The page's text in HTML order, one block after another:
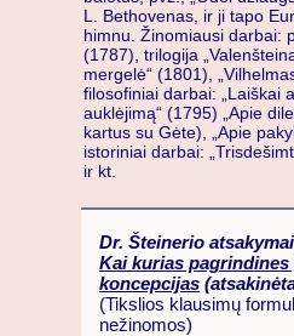
L. Bethovenas, ir ji tapo
himnu. Žinomiausi darbai:
(1787), trilogija
mergelė“ (1801),
filosofiniai darbai: „Laiškai
auklėjimą“ (1795) „Apie
kartus su Gėte), „Apie
istoriniai darbai:
ir kt.
Dr. Šteinerio
Kai kurias
koncepcijas
(Tikslios klausimų
nežinomos)